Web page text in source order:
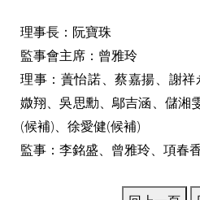
理事長：阮寶珠
監事會主席：曾雅玲
理事：蕢怡諾、蔡嘉揚、謝
媺翔、吳思勳、鄔吉涵、儲湘
(候補)、徐愛健(候補)
監事：李銘盛、曾雅玲、項春